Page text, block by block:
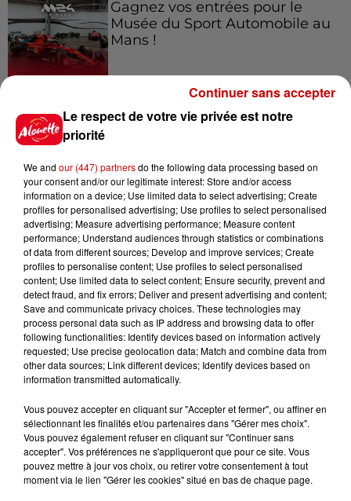
Gagnez vos entrées pour le
Musée du Sport Automobile au
Mans !
Alouette vous invite à
Futuroscope Xperiences !
Le Duel - Gagnez votre balade
en jet ski !
Podcasts Voir plus
emblématique de
l'entrepreneuriat féminin
Le respect de votre vie privée est notre
priorité
We and our (447) partnersdo the following data processing based on
your consent and/or our legitimate interest: Store and/or access
information on a device; Use limited data to select advertising; Create
profiles for personalised advertising; Use profiles to select personalised
advertising; Measure advertising performance; Measure content
performance; Understand audiences through statistics or combinations
of data from different sources; Develop and improve services; Create
profiles to personalise content; Use profiles to select personalised
content; Use limited data to select content; Ensure security, prevent and
detect fraud, and fix errors; Deliver and present advertising and content;
Save and communicate privacy choices. These technologies may
process personal data such as IP address and browsing data to offer
following functionalities: Identify devices based on information actively
requested; Use precise geolocation data; Match and combine data from
other data sources; Link different devices; Identify devices based on
information transmitted automatically.
Vous pouvez accepter en cliquant sur "Accepter et fermer", ou affiner en
sélectionnant les finalités et/ou partenaires dans "Gérer mes choix".
Vous pouvez également refuser en cliquant sur "Continuer sans
accepter". Vos préférences ne s'appliqueront que pour ce site. Vous
pouvez mettre à jour vos choix, ou retirer votre consentement à tout
moment via le lien "Gérer les cookies" situé en bas de chaque page.
Continuer sans accepter